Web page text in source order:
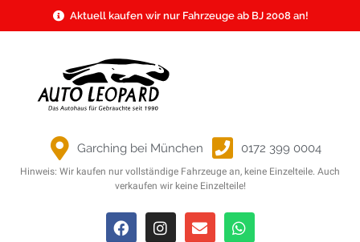
Aktuell kaufen wir nur Fahrzeuge ab BJ 2008 an!
Garching bei München 0172 399 0004
Hinweis: Wir kaufen nur vollständige Fahrzeuge an, keine Einzelteile. Auch
verkaufen wir keine Einzelteile!